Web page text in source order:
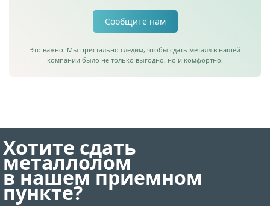
Сообщите нам
Это важно. Мы пристально следим, чтобы сдать металл в нашей
компании было не только выгодно, но и комфортно.
Хотите сдать
металлолом
в нашем приемном
пункте?